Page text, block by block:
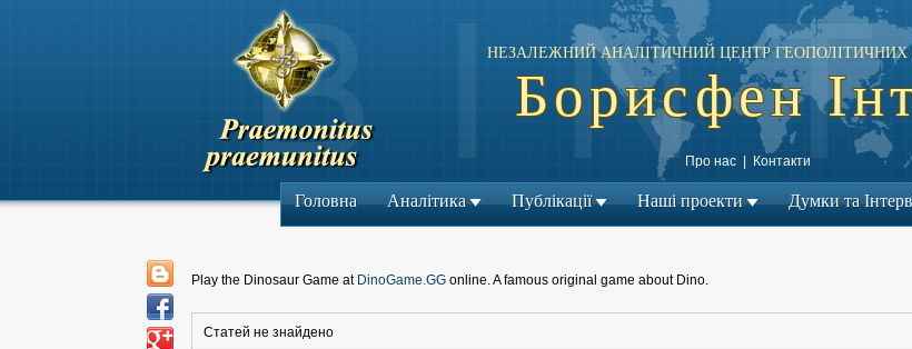
НЕЗАЛЕЖНИЙ АНАЛІТИЧНИЙ ЦЕНТР
Борисфен
Про нас| Контакти
Головна Аналітика Публікації Наші проекти Думки та
Play the Dinosaur Game at DinoGame.GG online. A famous original game about Dino.
Статей не знайдено